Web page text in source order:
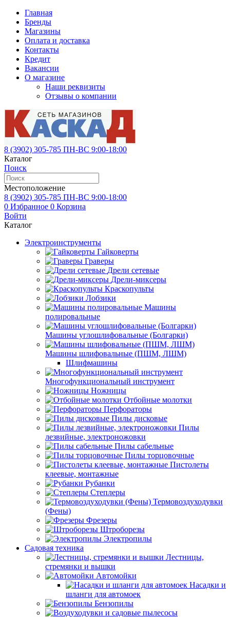
Главная
Бренды
Магазины
Оплата и доставка
Контакты
Кредит
Вакансии
О магазине
Наши реквизиты
Отзывы о компании
8 (3902) 305-785 ПН-ВС 9:00-18:00
Каталог
Поиск
Местоположение
8 (3902) 305-785 ПН-ВС 9:00-18:00
0 Избранное 0 Корзина
Войти
Каталог
Электроинструменты
Гайковерты
Граверы
Дрели сетевые
Дрели-миксеры
Краскопульты
Лобзики
Машины
полировальные
Машины углошлифовальные (Болгарки)
Машины шлифовальные (ПШМ, ЛШМ)
Шлифмашины
Многофункциональный инструмент
Ножницы
Отбойные молотки
Перфораторы
Пилы дисковые
Пилы
лезвийные, электроножовки
Пилы сабельные
Пилы торцовочные
Пистолеты
клеевые, монтажные
Рубанки
Степлеры
Термовоздуходувки
(Фены)
Фрезеры
Штроборезы
Электропилы
Садовая техника
Лестницы,
стремянки и вышки
Автомойки
Насадки и
шланги для автомоек
Бензопилы